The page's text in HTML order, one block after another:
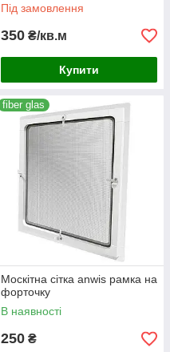
Під замовлення
350 ₴/кв.м
Купити
fiber glas
Москітна сітка anwis рамка на
форточку
В наявності
250 ₴